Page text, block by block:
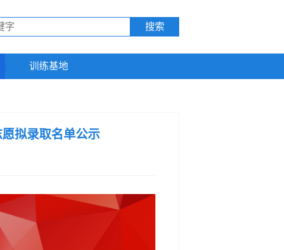
训练基地
拟录取名单公示